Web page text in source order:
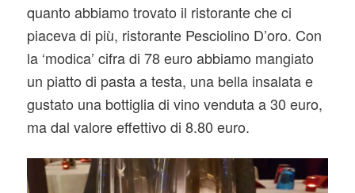
quanto abbiamo trovato il ristorante che ci
piaceva di più, ristorante Pesciolino D’oro. Con
la ‘modica’ cifra di 78 euro abbiamo mangiato
un piatto di pasta a testa, una bella insalata e
gustato una bottiglia di vino venduta a 30 euro,
ma dal valore effettivo di 8.80 euro.